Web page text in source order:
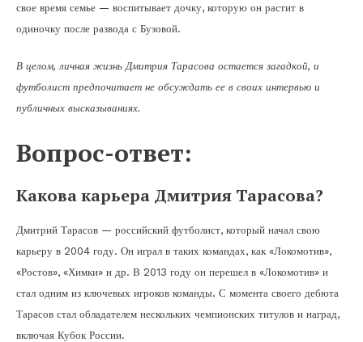
свое время семье — воспитывает дочку, которую он растит в
одиночку после развода с Бузовой.
В целом, личная жизнь Дмитрия Тарасова остается загадкой, и
футболист предпочитает не обсуждать ее в своих интервью и
публичных высказываниях.
Вопрос-ответ:
Какова карьера Дмитрия Тарасова?
Дмитрий Тарасов — российский футболист, который начал свою
карьеру в 2004 году. Он играл в таких командах, как «Локомотив»,
«Ростов», «Химки» и др. В 2013 году он перешел в «Локомотив» и
стал одним из ключевых игроков команды. С момента своего дебюта
Тарасов стал обладателем нескольких чемпионских титулов и наград,
включая Кубок России.